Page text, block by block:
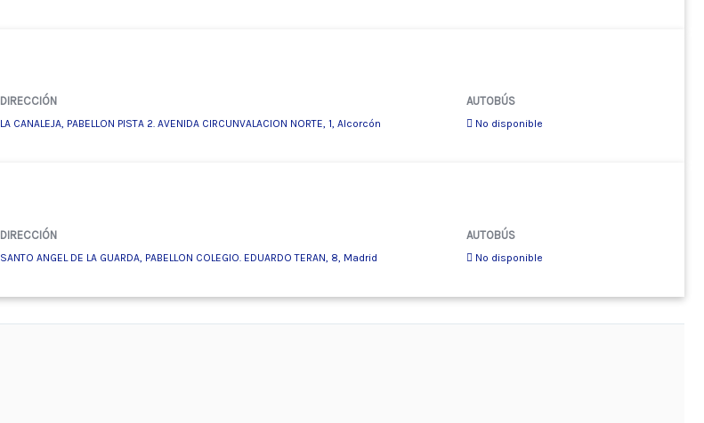
DIRECCIÓN
LA CANALEJA, PABELLON PISTA 2. AVENIDA CIRCUNVALACION NORTE, 1, Alcorcón
AUTOBÚS
No disponible
DIRECCIÓN
SANTO ANGEL DE LA GUARDA, PABELLON COLEGIO. EDUARDO TERAN, 8, Madrid
AUTOBÚS
No disponible